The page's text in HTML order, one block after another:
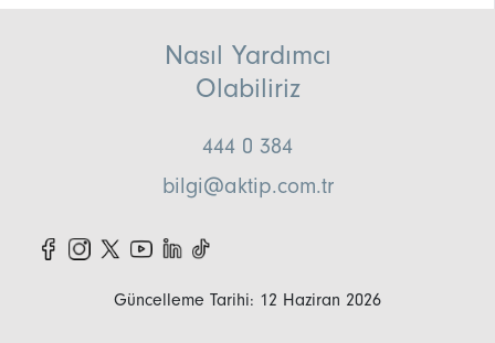
Nasıl Yardımcı
Olabiliriz
444 0 384
bilgi@aktip.com.tr
Güncelleme Tarihi: 12 Haziran 2026